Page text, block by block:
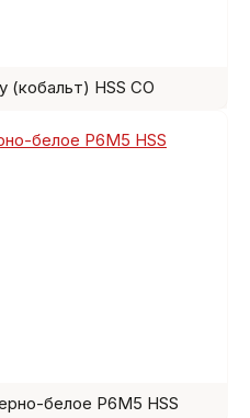
(кобальт) HSS СО
белое Р6М5 HSS